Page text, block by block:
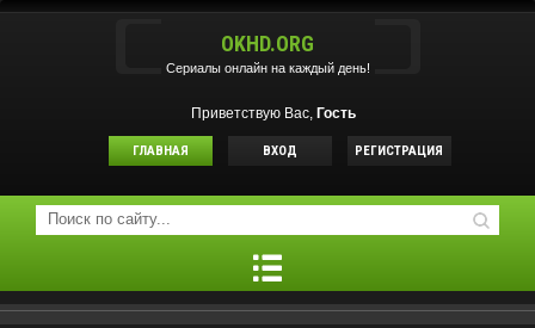
OKHD.ORG
Сериалы онлайн на каждый день!
Приветствую Вас, Гость
ГЛАВНАЯ ВХОД РЕГИСТРАЦИЯ